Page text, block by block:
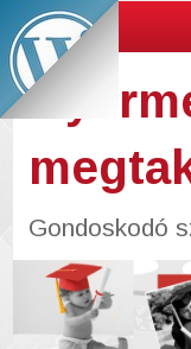
Gondoskodó